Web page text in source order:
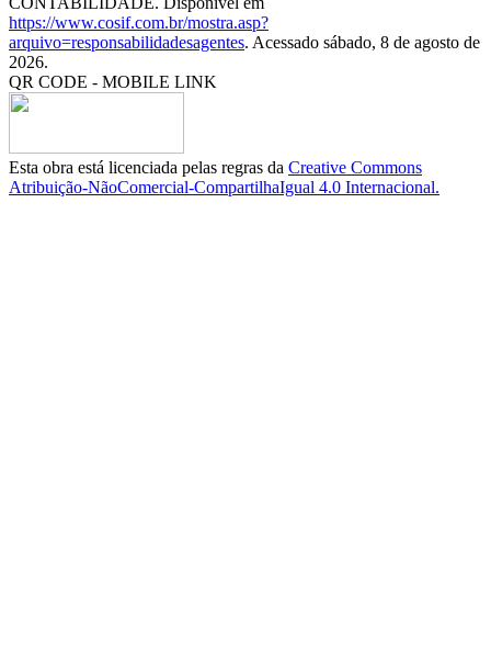
https://www.cosif.com.br/mostra.asp?
arquivo=responsabilidadesagentes. Acessado sábado, 8 de agosto de
2026.
QR CODE - MOBILE LINK
Esta obra está licenciada pelas regras da Creative Commons
Atribuição-NãoComercial-CompartilhaIgual 4.0 Internacional.